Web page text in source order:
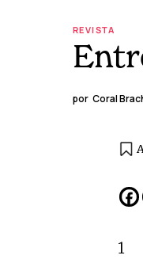
REVISTA
por Coral
1